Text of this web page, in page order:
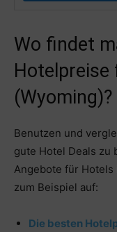
Wo findet
Hotelpreise
(Wyoming)?
Benutzen und
gute Hotel Deals zu
Angebote für Hotels
zum Beispiel auf:
Die besten